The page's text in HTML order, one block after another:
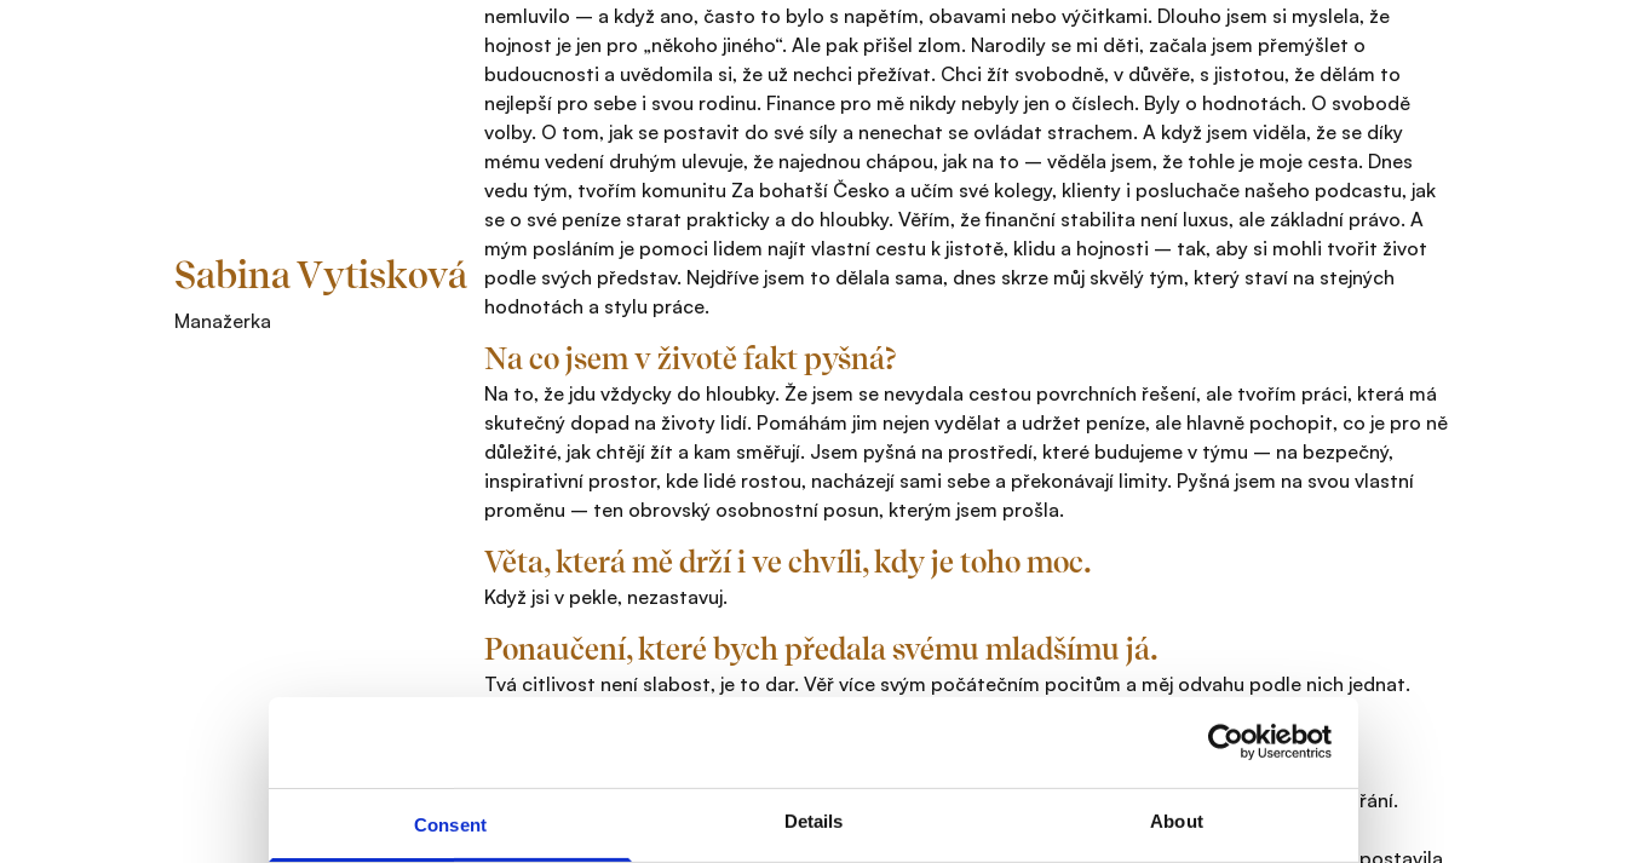
Consent Details About
Sabina Vytisková
Manažerka
nemluvilo – a když ano, často to bylo s napětím, obavami nebo výčitkami. Dlouho jsem si myslela, že
hojnost je jen pro „někoho jiného“. Ale pak přišel zlom. Narodily se mi děti, začala jsem přemýšlet o
budoucnosti a uvědomila si, že už nechci přežívat. Chci žít svobodně, v důvěře, s jistotou, že dělám to
nejlepší pro sebe i svou rodinu. Finance pro mě nikdy nebyly jen o číslech. Byly o hodnotách. O svobodě
volby. O tom, jak se postavit do své síly a nenechat se ovládat strachem. A když jsem viděla, že se díky
mému vedení druhým ulevuje, že najednou chápou, jak na to – věděla jsem, že tohle je moje cesta. Dnes
vedu tým, tvořím komunitu Za bohatší Česko a učím své kolegy, klienty i posluchače našeho podcastu, jak
se o své peníze starat prakticky a do hloubky. Věřím, že finanční stabilita není luxus, ale základní právo. A
mým posláním je pomoci lidem najít vlastní cestu k jistotě, klidu a hojnosti – tak, aby si mohli tvořit život
podle svých představ. Nejdříve jsem to dělala sama, dnes skrze můj skvělý tým, který staví na stejných
hodnotách a stylu práce.
Na co jsem v životě fakt pyšná?
Na to, že jdu vždycky do hloubky. Že jsem se nevydala cestou povrchních řešení, ale tvořím práci, která má
skutečný dopad na životy lidí. Pomáhám jim nejen vydělat a udržet peníze, ale hlavně pochopit, co je pro ně
důležité, jak chtějí žít a kam směřují. Jsem pyšná na prostředí, které budujeme v týmu – na bezpečný,
inspirativní prostor, kde lidé rostou, nacházejí sami sebe a překonávají limity. Pyšná jsem na svou vlastní
proměnu – ten obrovský osobnostní posun, kterým jsem prošla.
Věta, která mě drží i ve chvíli, kdy je toho moc.
Když jsi v pekle, nezastavuj.
Ponaučení, které bych předala svému mladšímu já.
Tvá citlivost není slabost, je to dar. Věř více svým počátečním pocitům a měj odvahu podle nich jednat.
Co mi na mojí práci dává největší smysl a proč bych jí neměnila?
U klientů to byl vždy ten moment úlevy, porozumění a dodání síly, že je možné si splnit své cíle a přání.
Předání informací tak, že i lidé, pro které je téma peněz a porozumění finančního trhu cizí, nebo
komplikované, tomu najednou rozumí. Protože jsem ale viděla, jak málo lidem 1:1 mohu pomoci já, postavila